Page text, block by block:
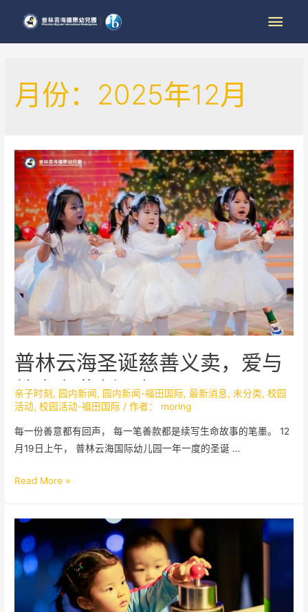
月份：2025年12月
普林云海圣诞慈善义卖，爱与
教育在此刻同频
亲子时刻 , 园内新闻, 园内新闻-福田国际,最新消息,未分类,校园
活动,校园活动-福田国际 / 作者： moring
每一份善意都有回声， 每一笔善款都是续写生命故事的笔墨。 12
月19日上午， 普林云海国际幼儿园一年一度的圣诞 …
Read More »